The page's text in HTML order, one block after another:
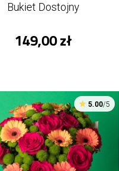
Bukiet Dostojny
149,00 zł
5.00/5